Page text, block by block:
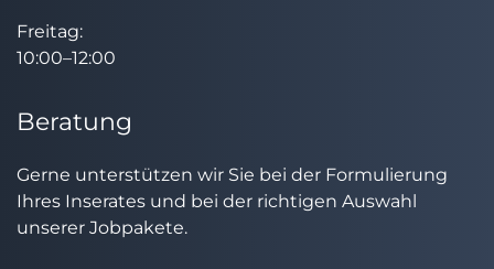
Freitag:
10:00–12:00
Beratung
Gerne unterstützen wir Sie bei der Formulierung
Ihres Inserates und bei der richtigen Auswahl
unserer Jobpakete.